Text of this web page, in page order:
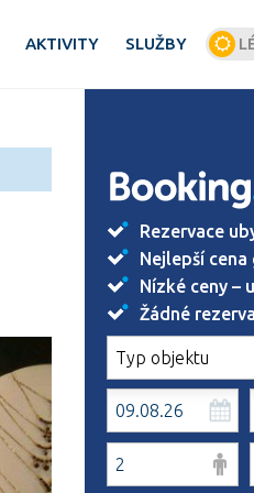
AKTIVITY SLUŽBY
Rezervace
Nejlepší
Nízké ceny –
Žádné
Typ objektu